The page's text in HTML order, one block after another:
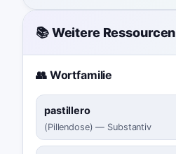
📚 Weitere Ressourcen
👥 Wortfamilie
pastillero
(Pillendose) — Substantiv